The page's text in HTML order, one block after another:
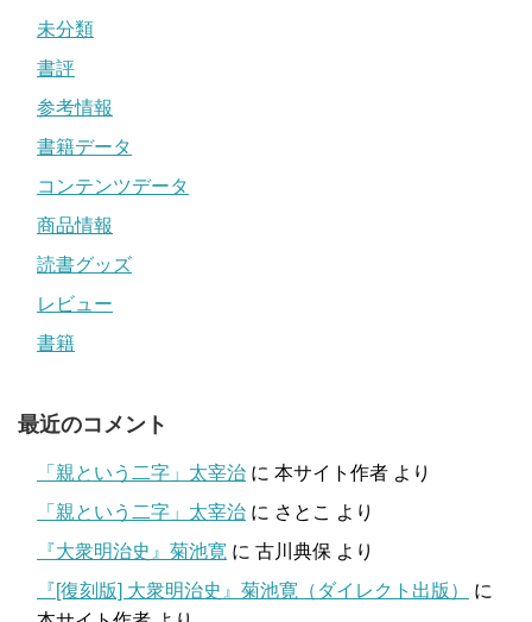
未分類
書評
参考情報
書籍データ
コンテンツデータ
商品情報
読書グッズ
レビュー
書籍
最近のコメント
「親という二字」太宰治 に 本サイト作者 より
「親という二字」太宰治 に さとこ より
『大衆明治史』菊池寛 に 古川典保 より
『[復刻版] 大衆明治史』菊池寛（ダイレクト出版）
に